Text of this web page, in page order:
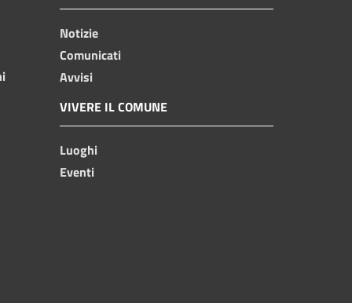
Notizie
Comunicati
Avvisi
VIVERE IL COMUNE
Luoghi
Eventi